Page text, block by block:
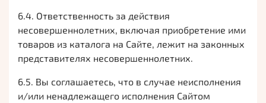
6.4. Ответственность за действия
несовершеннолетних, включая приобретение ими
товаров из каталога на Сайте, лежит на законных
представителях несовершеннолетних.
6.5. Вы соглашаетесь, что в случае неисполнения
и/или ненадлежащего исполнения Сайтом